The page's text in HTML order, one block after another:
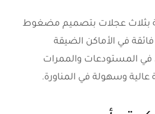
بثلاث عجلات بتصميم مضغوط
في الأماكن الضيقة
في المستودعات والممرات
وسهولة في المناورة.